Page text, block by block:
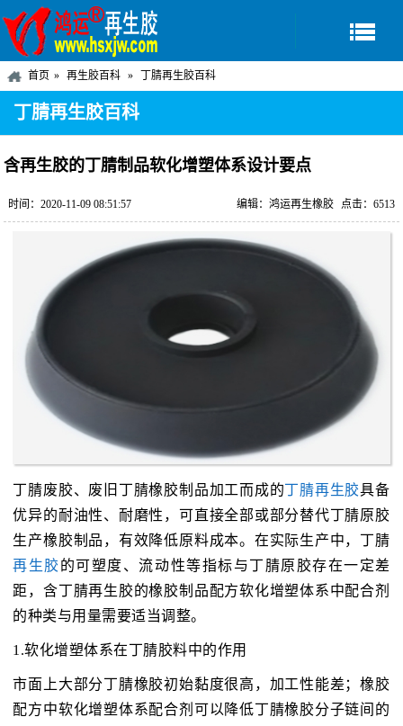
首页 再生胶百科 丁腈再生胶百科
丁腈再生胶百科
含再生胶的丁腈制品软化增塑体系设计要点
时间：2020-11-09 08:51:57 点击：6513
编辑：鸿运再生橡胶
丁腈废胶、废旧丁腈橡胶制品加工而成的丁腈再生胶具备
优异的耐油性、耐磨性，可直接全部或部分替代丁腈原胶
生产橡胶制品，有效降低原料成本。在实际生产中，丁腈
再生胶的可塑度、流动性等指标与丁腈原胶存在一定差
距，含丁腈再生胶的橡胶制品配方软化增塑体系中配合剂
的种类与用量需要适当调整。
1.软化增塑体系在丁腈胶料中的作用
市面上大部分丁腈橡胶初始黏度很高，加工性能差；橡胶
配方中软化增塑体系配合剂可以降低丁腈橡胶分子链间的